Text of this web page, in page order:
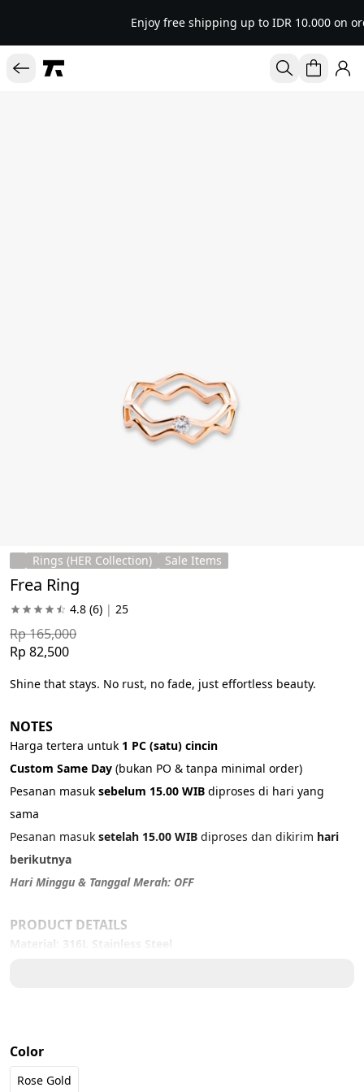
Enjoy free shipping up to IDR 10.000 on
Rings (HER Collection) Sale Items
Frea Ring
4.8 (6) | 25
Rp 165,000
Rp 82,500
Shine that stays. No rust, no fade, just effortless beauty.
NOTES
Harga tertera untuk 1 PC (satu) cincin
Custom Same Day (bukan PO & tanpa minimal order)
Pesanan masuk sebelum 15.00 WIB diproses di hari yang
sama
Pesanan masuk setelah 15.00 WIB diproses dan dikirim hari
berikutnya
Hari Minggu & Tanggal Merah: OFF
PRODUCT DETAILS
Material: 316L Stainless Steel
US 8 – 6,3 cm
Color
Rose Gold